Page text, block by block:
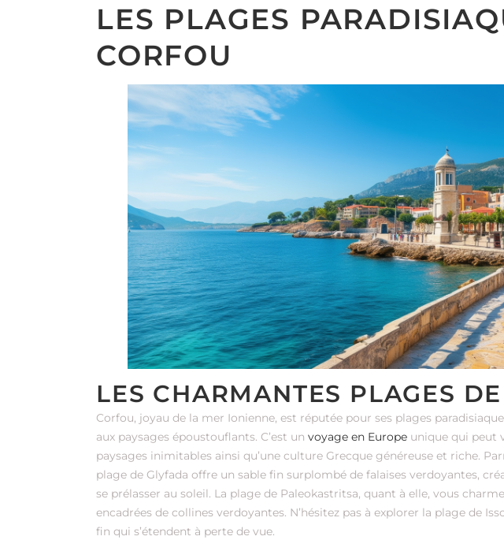
LES PLAGES
CORFOU
LES CHARMANTES PLAGES
Corfou, joyau de la mer Ionienne, est réputée pour ses plages
aux paysages époustouflants. C’est un voyage en Europe unique qui peut
paysages inimitables ainsi qu’une culture Grecque généreuse et riche.
plage de Glyfada offre un sable fin surplombé de falaises verdoyantes,
se prélasser au soleil. La plage de Paleokastritsa, quant à elle, vous
encadrées de collines verdoyantes. N’hésitez pas à explorer la plage de
fin qui s’étendent à perte de vue.